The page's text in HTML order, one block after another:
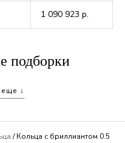
1 090 923 р.
подборки
1 карат
0.3 карата
еще ↓
/ Кольца с бриллиантом 0.5